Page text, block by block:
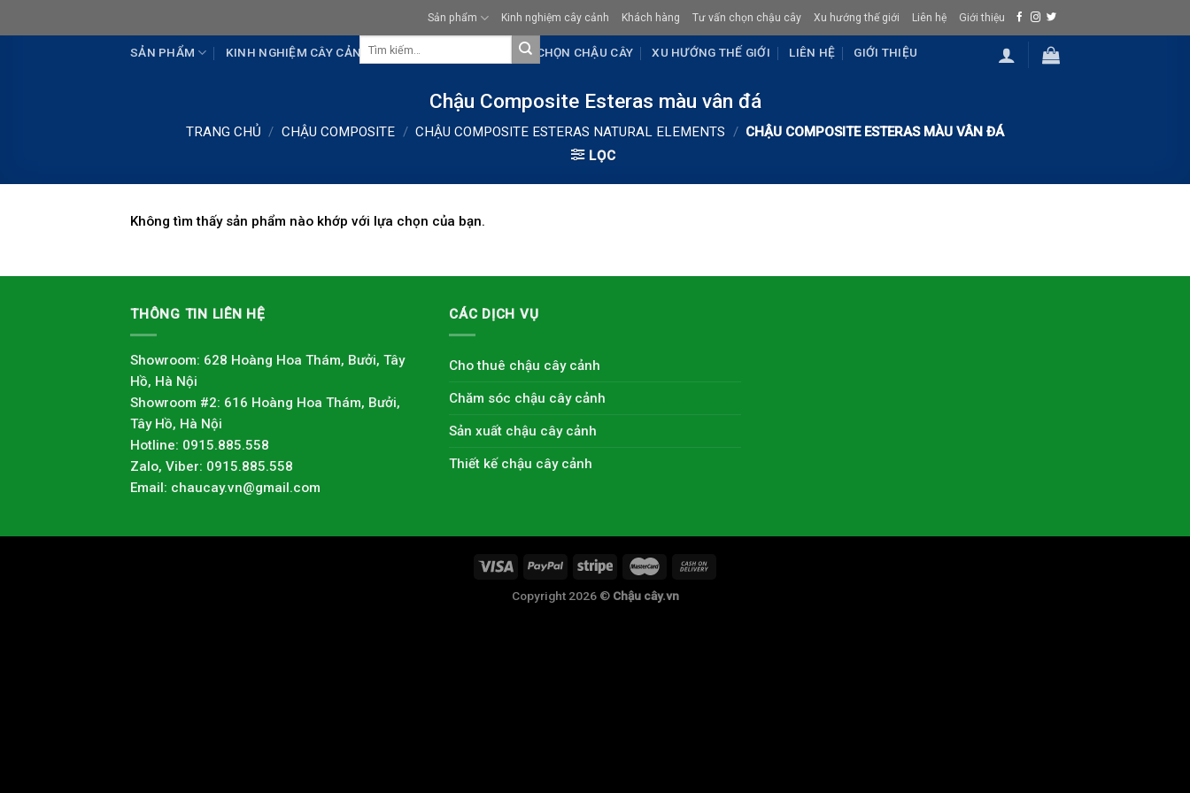
Sản phẩm Kinh nghiệm cây cảnh Khách hàng Tư vấn chọn chậu cây Xu hướng thế giới Liên hệ Giới thiệu
Tìm
kiếm:
SẢN PHẨM KINH NGHIỆM CÂY CẢNH KHÁCH HÀNG TƯ VẤN CHỌN CHẬU CÂY XU HƯỚNG THẾ GIỚI LIÊN HỆ GIỚI THIỆU
Chậu Composite Esteras màu vân đá
TRANG CHỦ / CHẬU COMPOSITE / CHẬU COMPOSITE ESTERAS NATURAL ELEMENTS / CHẬU COMPOSITE ESTERAS MÀU VÂN ĐÁ
LỌC
Không tìm thấy sản phẩm nào khớp với lựa chọn của bạn.
THÔNG TIN LIÊN HỆ
Showroom: 628 Hoàng Hoa Thám, Bưởi, Tây
Hồ, Hà Nội
Showroom #2: 616 Hoàng Hoa Thám, Bưởi,
Tây Hồ, Hà Nội
Hotline: 0915.885.558
Zalo, Viber: 0915.885.558
Email: chaucay.vn@gmail.com
CÁC DỊCH VỤ
Cho thuê chậu cây cảnh
Chăm sóc chậu cây cảnh
Sản xuất chậu cây cảnh
Thiết kế chậu cây cảnh
Copyright 2026 © Chậu cây.vn